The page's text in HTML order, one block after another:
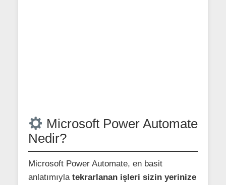
Microsoft Power Automate
Nedir?
Microsoft Power Automate, en basit
anlatımıyla tekrarlanan işleri sizin yerinize